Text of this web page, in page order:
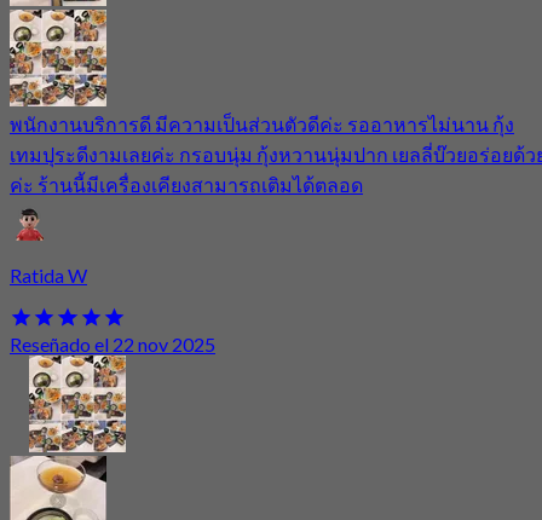
พนักงานบริการดี​ มีความเป็​นส่วนตัวดีค่ะ​ รออาหารไม่นาน​ กุ้ง
เทมปุระ​ดีงามเลยค่ะ​ กรอบนุ่ม​ กุ้งหวานนุ่มปาก​ เยลลี่​บ๊วยอร่อยด้ว
ค่ะ​ ร้านนี้มีเครื่องเคียงสามารถ​เติมได้ตลอด
Ratida W
Reseñado el 22 nov 2025